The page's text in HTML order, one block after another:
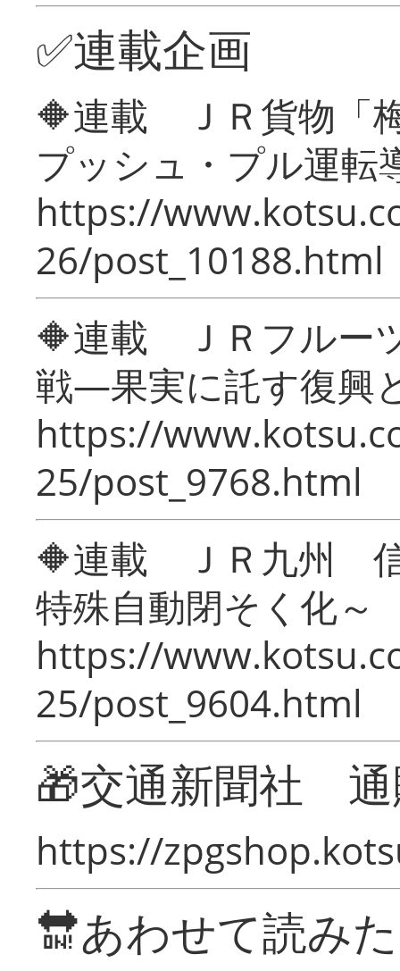
✅連載企画
🔶連載 ＪＲ貨物「
プッシュ・プル運転
https://
26/post_10188.html
🔶連載 ＪＲフルー
戦―果実に託す復興
https://
25/post_9768.html
🔶連載 ＪＲ九州 信
特殊自動閉そく化～
https://
25/post_9604.html
🎁交通新聞社
https://
🔛あわせて読み